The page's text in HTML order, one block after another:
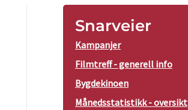
Snarveier
Kampanjer
Filmtreff - generell info
Bygdekinoen
Månedsstatistikk - oversikt